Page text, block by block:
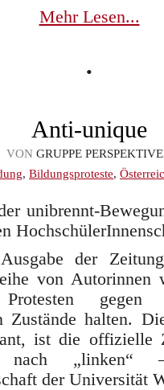
Mehr Lesen...
•
Anti-unique
VON GRUPPE
, Bildungsproteste,
unibrennt-
der
von Autorinnen
gegen
Zustände halten.
ist die offizielle
nach „linken“
der Universität